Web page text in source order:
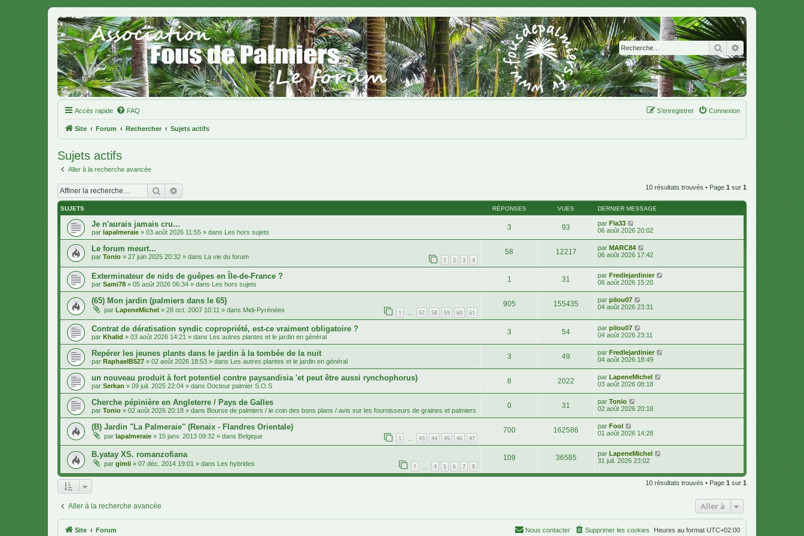
Rechercher
Accès rapide FAQ Connexion
S’enregistrer
Site Forum Rechercher Sujets actifs
Sujets actifs
Aller à la recherche avancée
Rechercher 10 résultats trouvés • Page 1 sur 1
SUJETS RÉPONSES VUES DERNIER MESSAGE
Je n'aurais jamais cru...
par lapalmeraie » 03 août 2026 11:55 » dans Les hors sujets
3 93 par Fla33
06 août 2026 20:02
Le forum meurt...
par Tonio » 27 juin 2025 20:32 » dans La vie du forum 1 2 3 4
58 12217 par MARC84
06 août 2026 17:42
Exterminateur de nids de guêpes en Île-de-France ?
par Sami78 » 05 août 2026 06:34 » dans Les hors sujets
1 31 par Fredlejardinier
06 août 2026 15:20
(65) Mon jardin (palmiers dans le 65)
par LapeneMichel » 28 oct. 2007 10:11 » dans Midi-Pyrénées 1 … 57 58 59 60 61
905 155435 par pilou07
04 août 2026 23:31
Contrat de dératisation syndic copropriété, est-ce vraiment obligatoire ?
par Khalid » 03 août 2026 14:21 » dans Les autres plantes et le jardin en général
3 54 par pilou07
04 août 2026 23:11
Repérer les jeunes plants dans le jardin à la tombée de la nuit
par RaphaelB527 » 02 août 2026 18:53 » dans Les autres plantes et le jardin en général
3 49 par Fredlejardinier
04 août 2026 18:49
un nouveau produit à fort potentiel contre paysandisia 'et peut être aussi rynchophorus)
par Serkan » 09 juil. 2025 22:04 » dans Docteur palmier S.O.S
8 2022 par LapeneMichel
03 août 2026 08:18
Cherche pépinière en Angleterre / Pays de Galles
par Tonio » 02 août 2026 20:18 » dans Bourse de palmiers / le coin des bons plans / avis sur les fournisseurs de graines et palmiers
0 31 par Tonio
02 août 2026 20:18
(B) Jardin "La Palmeraie" (Renaix - Flandres Orientale)
par lapalmeraie » 15 janv. 2013 09:32 » dans Belgique 1 43 44 45 46 47
700 162586 par Fool
01 août 2026 14:28
B.yatay XS. romanzofiana
par gimli » 07 déc. 2014 19:01 » dans Les hybrides 1 4 5 6 7 8
109 36585 par LapeneMichel
31 juil. 2026 23:02
10 résultats trouvés • Page 1 sur 1
Aller à la recherche avancée Aller à
Site Forum Heures au format UTC+02:00
Supprimer les cookies
Nous contacter